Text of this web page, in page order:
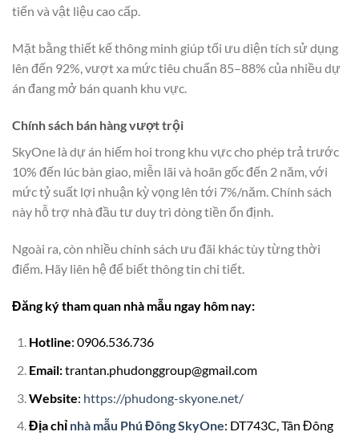
tiến và vật liệu cao cấp.
Mặt bằng thiết kế thông minh giúp tối ưu diện tích sử dụng
lên đến 92%, vượt xa mức tiêu chuẩn 85–88% của nhiều dự
án đang mở bán quanh khu vực.
Chính sách bán hàng vượt trội
SkyOne là dự án hiếm hoi trong khu vực cho phép trả trước
10% đến lúc bàn giao, miễn lãi và hoãn gốc đến 2 năm, với
mức tỷ suất lợi nhuận kỳ vọng lên tới 7%/năm. Chính sách
này hỗ trợ nhà đầu tư duy trì dòng tiền ổn định.
Ngoài ra, còn nhiều chính sách ưu đãi khác tùy từng thời
điểm. Hãy liên hệ để biết thông tin chi tiết.
Đăng ký tham quan nhà mẫu ngay hôm nay:
Hotline: 0906.536.736
Email:trantan.phudonggroup@gmail.com
Website: https://phudong-skyone.net/
Địa chỉ nhà mẫu Phú Đông SkyOne: DT743C, Tân Đông